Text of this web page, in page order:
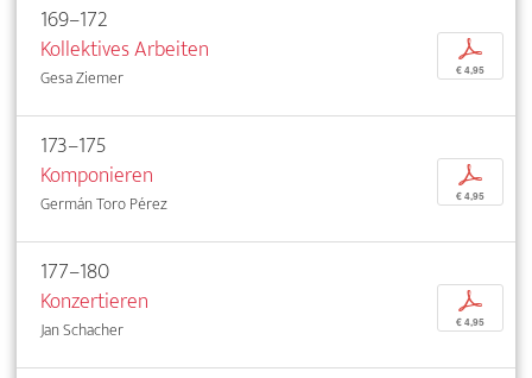
169–172
Kollektives Arbeiten
Gesa Ziemer
p
€ 4,95
173–175
Komponieren
Germán Toro Pérez
p
€ 4,95
177–180
Konzertieren
Jan Schacher
p
€ 4,95